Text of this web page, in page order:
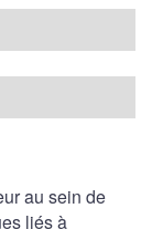
au sein de
liés à